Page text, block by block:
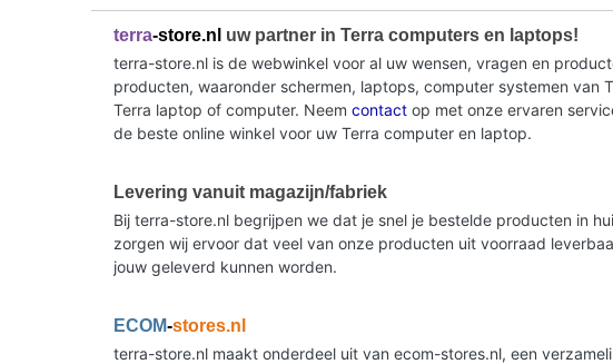
terra-store.nl uw partner in Terra computers en laptops!
terra-store.nl is de webwinkel voor al uw wensen, vragen en
producten, waaronder schermen, laptops, computer systemen van
Terra laptop of computer. Neem contact op met onze ervaren
de beste online winkel voor uw Terra computer en laptop.
Levering vanuit magazijn/fabriek
Bij terra-store.nl begrijpen we dat je snel je bestelde producten in
zorgen wij ervoor dat veel van onze producten uit voorraad
jouw geleverd kunnen worden.
ECOM-stores.nl
terra-store.nl maakt onderdeel uit van ecom-stores.nl, een